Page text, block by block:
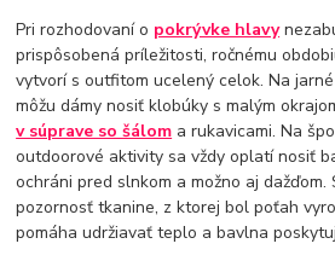
Pri rozhodovaní o pokrývke hlavy
prispôsobená príležitosti, ročnému
vytvorí s outfitom ucelený celok. Na
môžu dámy nosiť klobúky s malým
v súprave so šálom a rukavicami. Na
outdoorové aktivity sa vždy oplatí nosiť
ochráni pred slnkom a možno aj
pozornosť tkanine, z ktorej bol poťah
pomáha udržiavať teplo a bavlna